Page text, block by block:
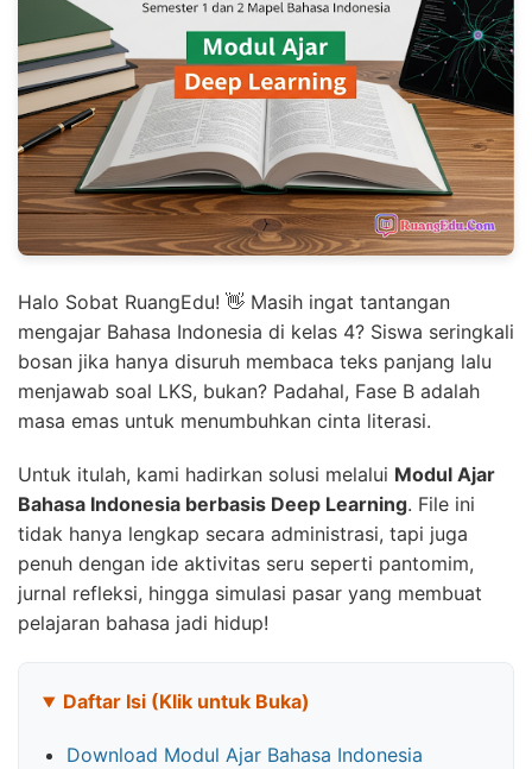
Halo Sobat RuangEdu! 👋 Masih ingat tantangan
mengajar Bahasa Indonesia di kelas 4? Siswa seringkali
bosan jika hanya disuruh membaca teks panjang lalu
menjawab soal LKS, bukan? Padahal, Fase B adalah
masa emas untuk menumbuhkan cinta literasi.
Untuk itulah, kami hadirkan solusi melalui Modul Ajar
Bahasa Indonesia berbasis Deep Learning. File ini
tidak hanya lengkap secara administrasi, tapi juga
penuh dengan ide aktivitas seru seperti pantomim,
jurnal refleksi, hingga simulasi pasar yang membuat
pelajaran bahasa jadi hidup!
Daftar Isi (Klik untuk Buka)
Download Modul Ajar Bahasa Indonesia